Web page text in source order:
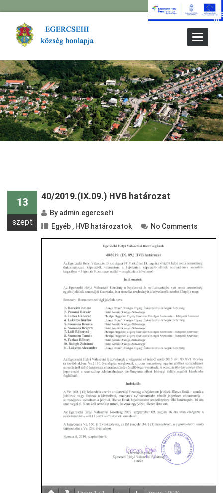
Toggle
13
szept
40/2019.(IX.09.) HVB határozat
By admin.egercsehi
Egyéb , HVB határozatok No Comments